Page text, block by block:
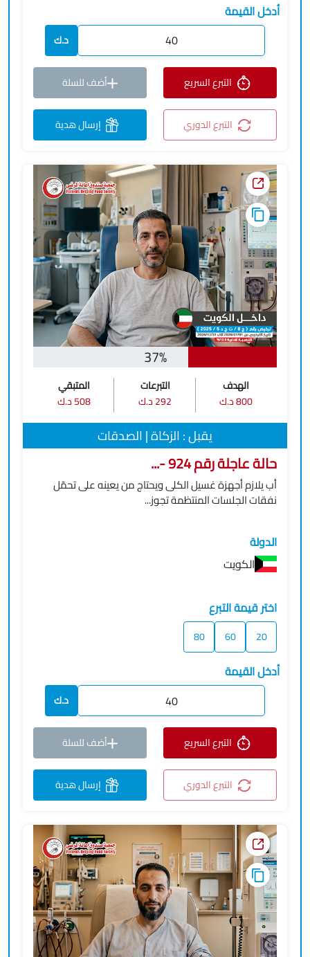
أدخل القيمة
د.ك
التبرع السريع أضف للسلة
التبرع الدوري إرسال هدية
37%
الهدف
800 د.ك
التبرعات
292 د.ك
المتبقي
508 د.ك
يقبل : الزكاة | الصدقات
حالة عاجلة رقم 924 -...
أب يلازم أجهزة غسيل الكلى ويحتاج من يعينه على تحمّل
نفقات الجلسات المنتظمة تجوز...
الدولة
الكويت
اختر قيمة التبرع
20
60
80
أدخل القيمة
د.ك
التبرع السريع أضف للسلة
التبرع الدوري إرسال هدية